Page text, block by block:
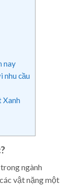
nay
nhu cầu
Xanh
ngành
vật nặng một